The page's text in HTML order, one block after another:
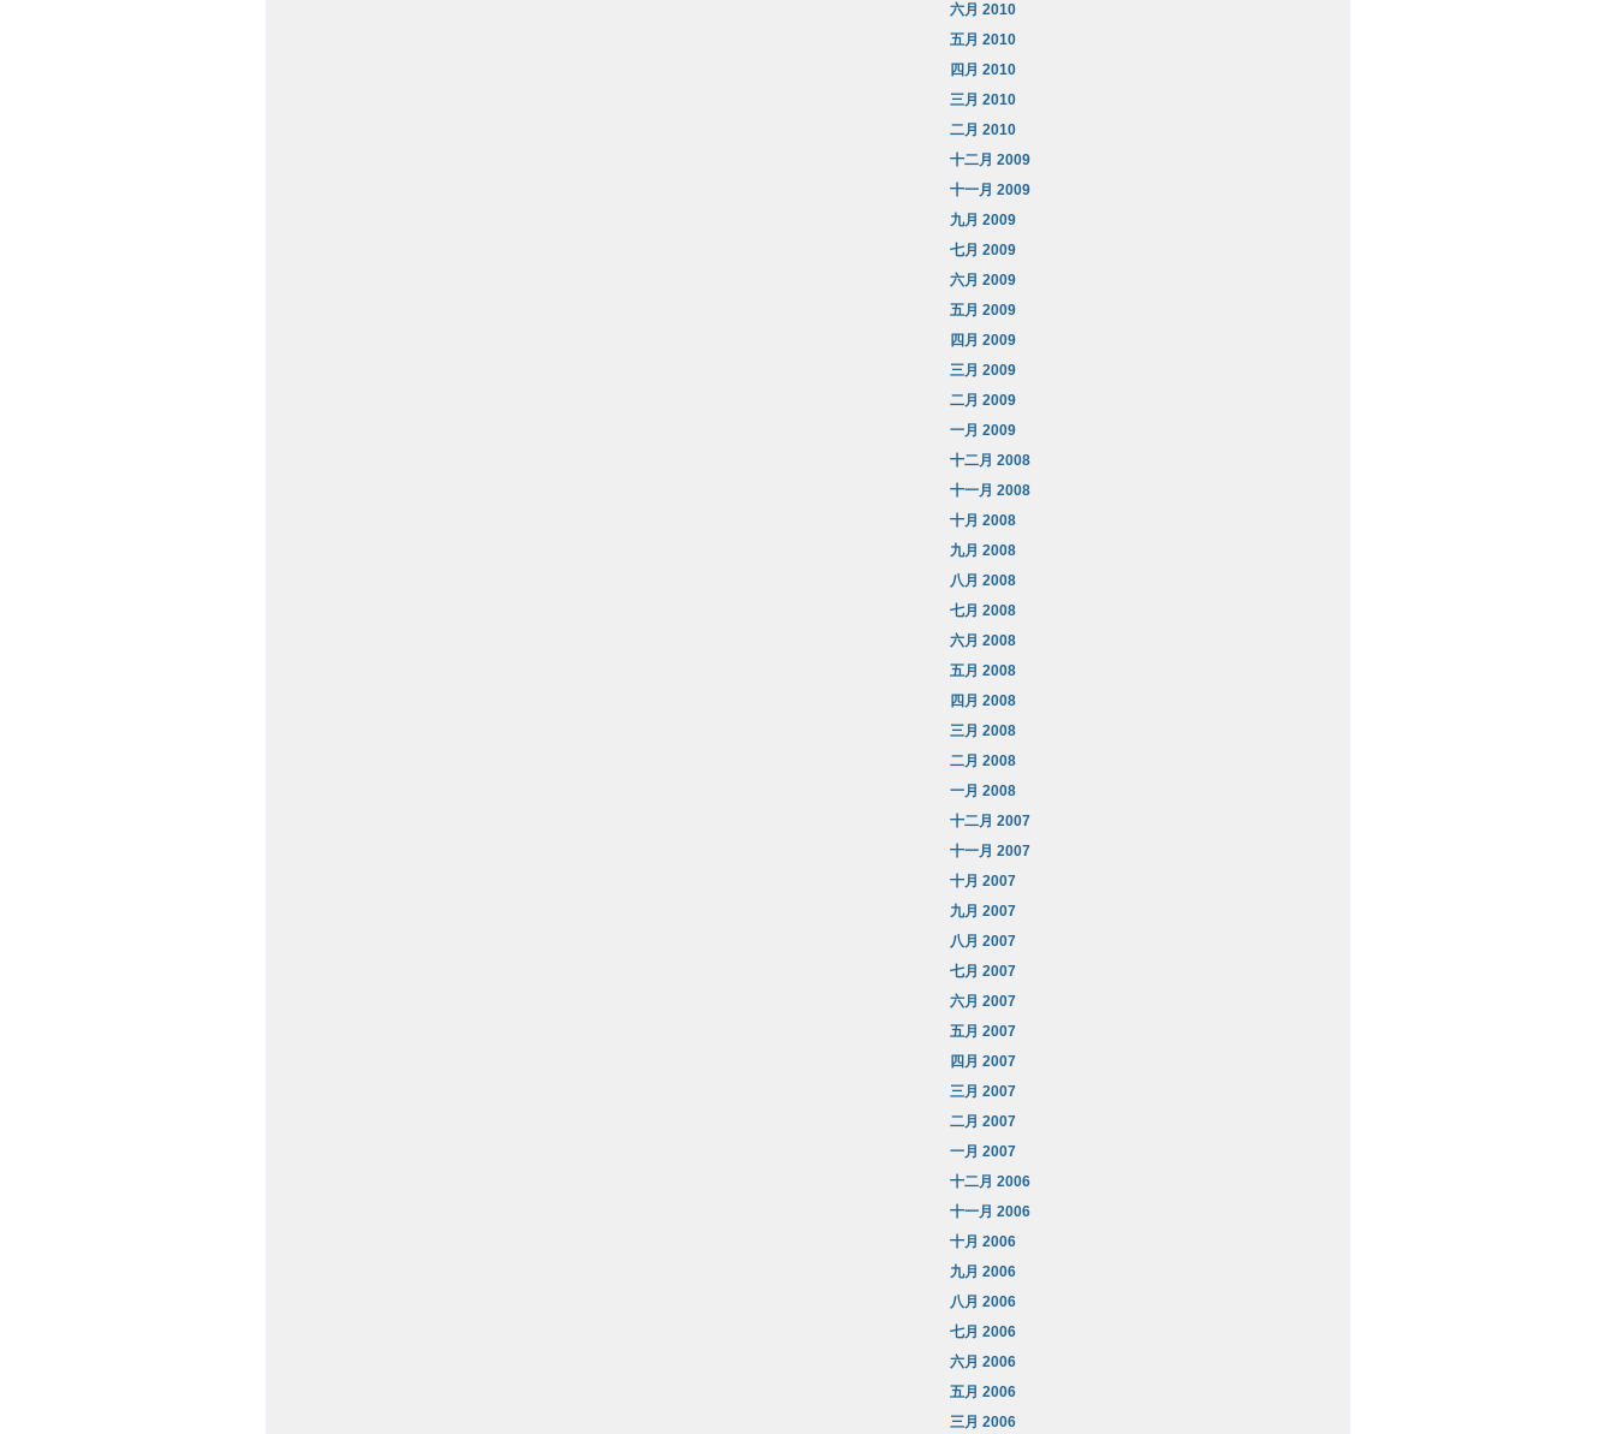
六月 2010
五月 2010
四月 2010
三月 2010
二月 2010
十二月 2009
十一月 2009
九月 2009
七月 2009
六月 2009
五月 2009
四月 2009
三月 2009
二月 2009
一月 2009
十二月 2008
十一月 2008
十月 2008
九月 2008
八月 2008
七月 2008
六月 2008
五月 2008
四月 2008
三月 2008
二月 2008
一月 2008
十二月 2007
十一月 2007
十月 2007
九月 2007
八月 2007
七月 2007
六月 2007
五月 2007
四月 2007
三月 2007
二月 2007
一月 2007
十二月 2006
十一月 2006
十月 2006
九月 2006
八月 2006
七月 2006
六月 2006
五月 2006
三月 2006